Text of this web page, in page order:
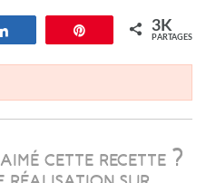
Enregistrer3K
PARTAGES
cette recette ?